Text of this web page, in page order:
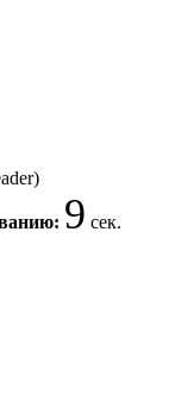
9 сек.